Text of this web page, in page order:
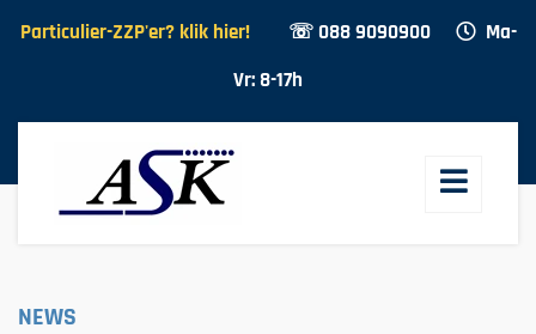
Particulier-ZZP'er? klik hier! ☏ 088 9090900
Ma-
Vr: 8-17h
NEWS